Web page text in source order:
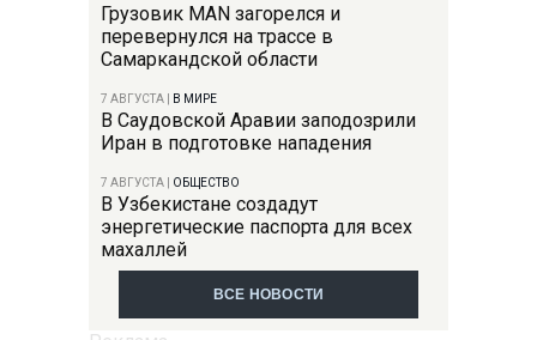
Грузовик MAN загорелся и
перевернулся на трассе в
Самаркандской области
7 АВГУСТА В МИРЕ
В Саудовской Аравии заподозрили
Иран в подготовке нападения
7 АВГУСТА ОБЩЕСТВО
В Узбекистане создадут
энергетические паспорта для всех
махаллей
ВСЕ НОВОСТИ